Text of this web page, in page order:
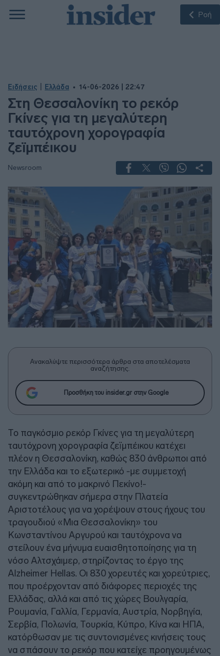
Ροή
Ειδήσεις Ελλάδα 14-06-2026 | 22:47
Στη Θεσσαλονίκη το ρεκόρ
Γκίνες για τη μεγαλύτερη
ταυτόχρονη χορογραφία
ζεϊμπέικου
Newsroom
Ανακαλύψτε περισσότερα άρθρα στα αποτελέσματα
αναζήτησης.
Προσθήκη του insider.gr στην Google
Το παγκόσμιο ρεκόρ Γκίνες για τη μεγαλύτερη
ταυτόχρονη χορογραφία ζεϊμπέικου κατέχει
πλέον η Θεσσαλονίκη, καθώς 830 άνθρωποι από
την Ελλάδα και το εξωτερικό -με συμμετοχή
ακόμη και από το μακρινό Πεκίνο!-
συγκεντρώθηκαν σήμερα στην Πλατεία
Αριστοτέλους για να χορέψουν στους ήχους του
τραγουδιού «Μια Θεσσαλονίκη» του
Κωνσταντίνου Αργυρού και ταυτόχρονα να
στείλουν ένα μήνυμα ευαισθητοποίησης για τη
νόσο Αλτσχάιμερ, στηρίζοντας το έργο της
Alzheimer Hellas. Οι 830 χορευτές και χορεύτριες,
που προέρχονταν από διάφορες περιοχές της
Ελλάδας, αλλά και από τις χώρες Βουλγαρία,
Ρουμανία, Γαλλία, Γερμανία, Αυστρία, Νορβηγία,
Σερβία, Πολωνία, Τουρκία, Κύπρο, Κίνα και ΗΠΑ,
κατόρθωσαν με τις συντονισμένες κινήσεις τους
να σπάσουν το ρεκόρ που κατείχε προηγουμένως